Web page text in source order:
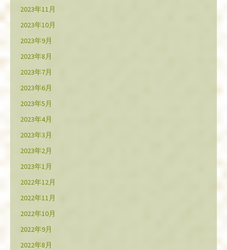
2023年11月
2023年10月
2023年9月
2023年8月
2023年7月
2023年6月
2023年5月
2023年4月
2023年3月
2023年2月
2023年1月
2022年12月
2022年11月
2022年10月
2022年9月
2022年8月